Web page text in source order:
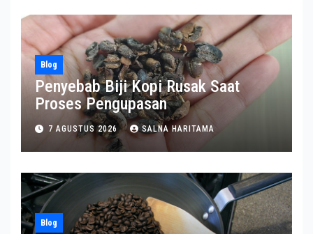
Blog
Penyebab Biji Kopi Rusak Saat
Proses Pengupasan
7 AGUSTUS 2026 SALNA HARITAMA
Blog